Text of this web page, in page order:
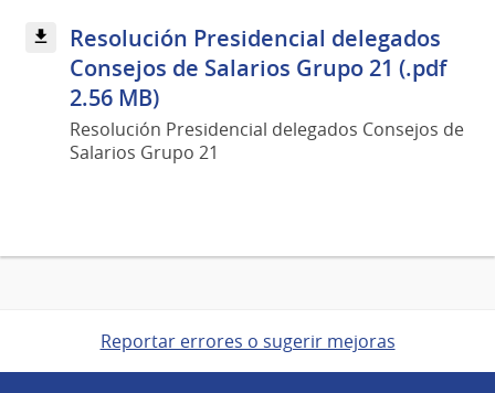
Resolución Presidencial delegados
Consejos de Salarios Grupo 21 (.pdf
2.56 MB)
Resolución Presidencial delegados Consejos de
Salarios Grupo 21
Reportar errores o sugerir mejoras